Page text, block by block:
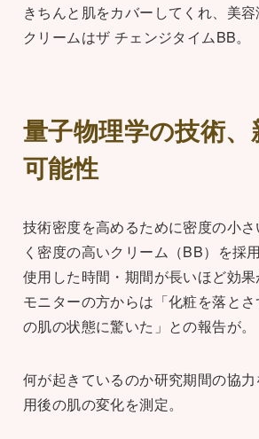
きちんと肌をカバーしてくれ、美
クリームはザ チェンジタイムBB。
量子物理学の技術
可能性
技術密度を高めるために密度の小
く密度の高いクリーム（BB）を採
使用した時間・期間が長いほど効
モニターの方からは「化粧を落と
の肌の状態に驚いた」との報告が。
何が起きているのか研究期間の協
用後の肌の変化を測定。